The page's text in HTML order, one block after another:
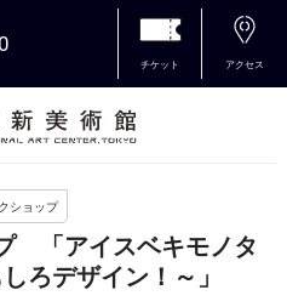
チケット アクセス
ショップ
「アイスベキモノタ
ろデザイン！～」